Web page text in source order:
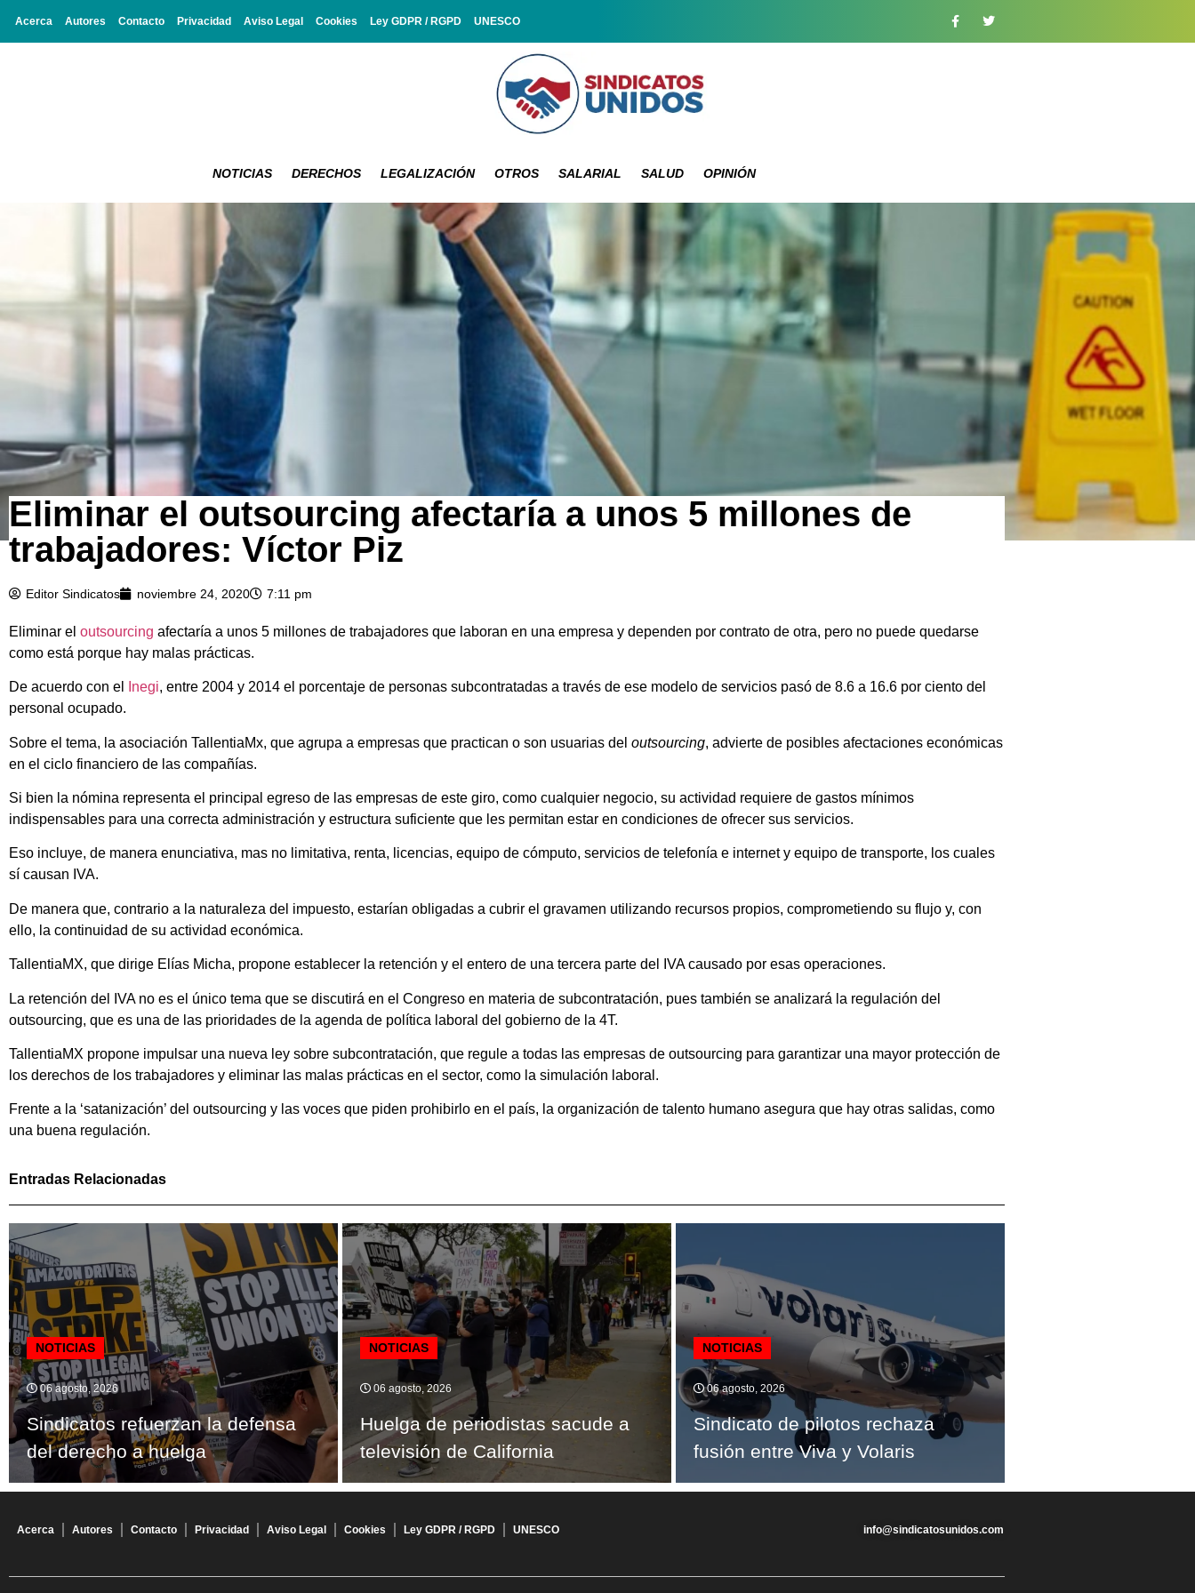
Acerca Autores Contacto Privacidad Aviso Legal Cookies Ley GDPR / RGPD UNESCO
NOTICIAS DERECHOS LEGALIZACIÓN OTROS SALARIAL SALUD OPINIÓN
Eliminar el outsourcing afectaría a unos 5 millones de
trabajadores: Víctor Piz
Editor Sindicatos noviembre 24, 2020 7:11 pm
Eliminar el outsourcing afectaría a unos 5 millones de trabajadores que laboran en una empresa y dependen por contrato de otra, pero no puede quedarse
como está porque hay malas prácticas.
De acuerdo con el Inegi, entre 2004 y 2014 el porcentaje de personas subcontratadas a través de ese modelo de servicios pasó de 8.6 a 16.6 por ciento del
personal ocupado.
Sobre el tema, la asociación TallentiaMx, que agrupa a empresas que practican o son usuarias del outsourcing, advierte de posibles afectaciones económicas
en el ciclo financiero de las compañías.
Si bien la nómina representa el principal egreso de las empresas de este giro, como cualquier negocio, su actividad requiere de gastos mínimos
indispensables para una correcta administración y estructura suficiente que les permitan estar en condiciones de ofrecer sus servicios.
Eso incluye, de manera enunciativa, mas no limitativa, renta, licencias, equipo de cómputo, servicios de telefonía e internet y equipo de transporte, los cuales
sí causan IVA.
De manera que, contrario a la naturaleza del impuesto, estarían obligadas a cubrir el gravamen utilizando recursos propios, comprometiendo su flujo y, con
ello, la continuidad de su actividad económica.
TallentiaMX, que dirige Elías Micha, propone establecer la retención y el entero de una tercera parte del IVA causado por esas operaciones.
La retención del IVA no es el único tema que se discutirá en el Congreso en materia de subcontratación, pues también se analizará la regulación del
outsourcing, que es una de las prioridades de la agenda de política laboral del gobierno de la 4T.
TallentiaMX propone impulsar una nueva ley sobre subcontratación, que regule a todas las empresas de outsourcing para garantizar una mayor protección de
los derechos de los trabajadores y eliminar las malas prácticas en el sector, como la simulación laboral.
Frente a la ‘satanización’ del outsourcing y las voces que piden prohibirlo en el país, la organización de talento humano asegura que hay otras salidas, como
una buena regulación.
Entradas Relacionadas
NOTICIAS
06 agosto, 2026
Sindicatos refuerzan la defensa
del derecho a huelga
NOTICIAS
06 agosto, 2026
Huelga de periodistas sacude a
televisión de California
NOTICIAS
06 agosto, 2026
Sindicato de pilotos rechaza
fusión entre Viva y Volaris
Acerca Autores Contacto Privacidad Aviso Legal Cookies Ley GDPR / RGPD UNESCO info@sindicatosunidos.com